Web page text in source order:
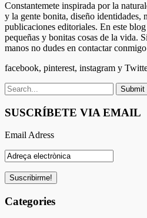
Constantemete inspirada por la
y la gente bonita, diseño identidades,
publicaciones editoriales. En este
pequeñas y bonitas cosas de la vida.
manos no dudes en contactar
facebook, pinterest, instagram y
SUSCRÍBETE VIA EMAIL
Email Adress
Categories